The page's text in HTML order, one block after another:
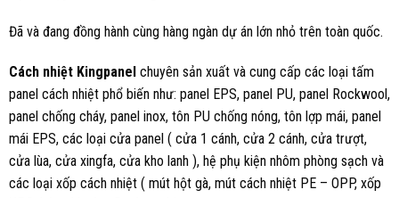
Đã và đang đồng hành cùng hàng ngàn dự án lớn nhỏ trên toàn quốc.
Cách nhiệt Kingpanel chuyên sản xuất và cung cấp các loại tấm
panel cách nhiệt phổ biến như: panel EPS, panel PU, panel Rockwool,
panel chống cháy, panel inox, tôn PU chống nóng, tôn lợp mái, panel
mái EPS, các loại cửa panel ( cửa 1 cánh, cửa 2 cánh, cửa trượt,
cửa lùa, cửa xingfa, cửa kho lanh ), hệ phụ kiện nhôm phòng sạch và
các loại xốp cách nhiệt ( mút hột gà, mút cách nhiệt PE – OPP, xốp